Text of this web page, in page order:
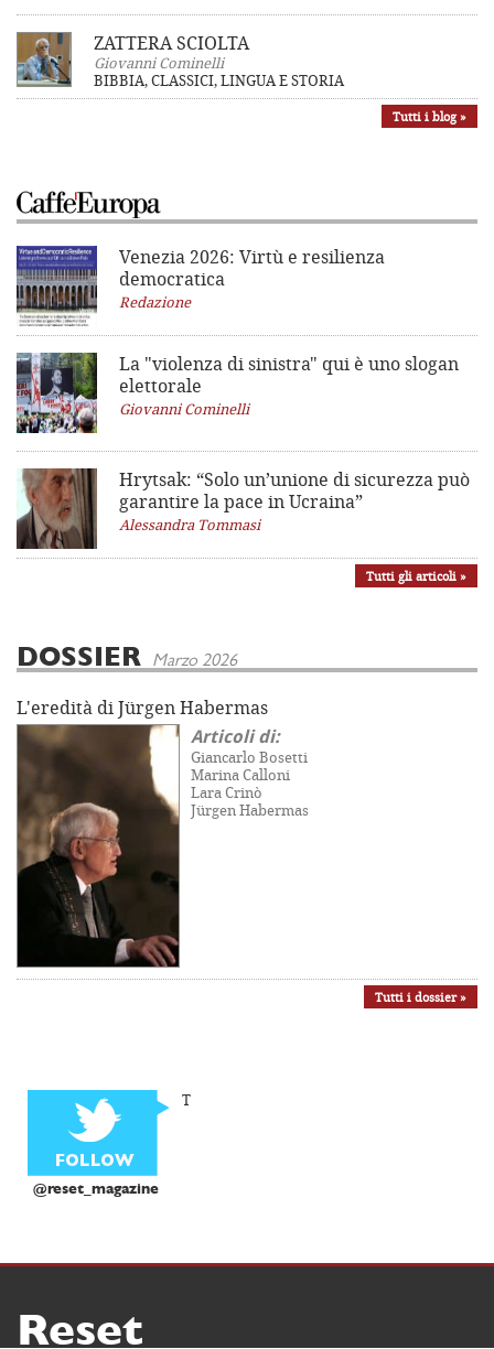
ZATTERA SCIOLTA
Giovanni Cominelli
BIBBIA, CLASSICI, LINGUA E STORIA
Tutti i blog »
Venezia 2026: Virtù e resilienza
democratica
Redazione
La "violenza di sinistra" qui è uno slogan
elettorale
Giovanni Cominelli
Hrytsak: “Solo un’unione di sicurezza può
garantire la pace in Ucraina”
Alessandra Tommasi
Tutti gli articoli »
DOSSIER Marzo 2026
L'eredità di Jürgen Habermas
Articoli di:
Giancarlo Bosetti
Marina Calloni
Lara Crinò
Jürgen Habermas
Tutti i dossier »
@reset_magazine
T
Reset